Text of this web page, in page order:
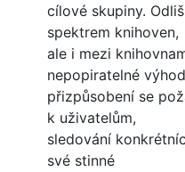
cílové skupiny.
spektrem knihoven,
ale i mezi
nepopiratelné
přizpůsobení se
k uživatelům,
sledování
své stinné